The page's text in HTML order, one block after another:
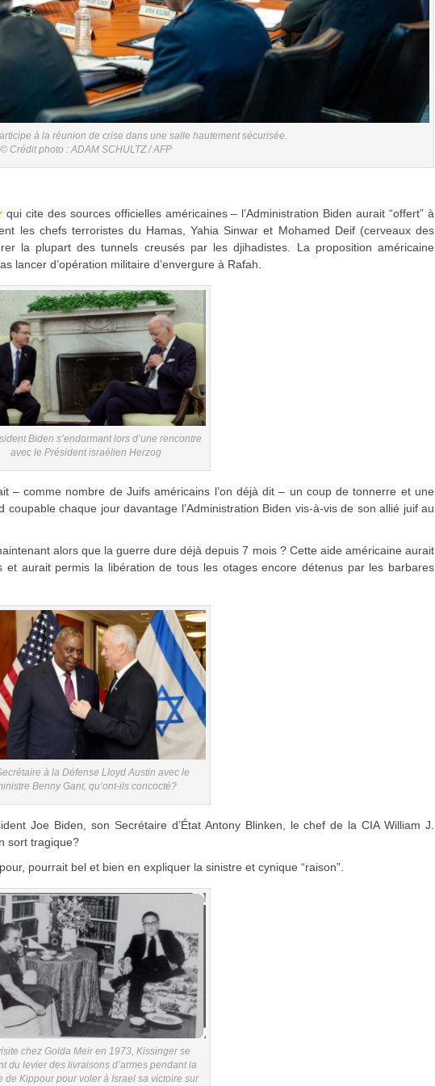
à la réunion de crise dans une salle hautement sécurisée.
© Crédit photo : ADAM SCHULTZ / AFP
qui cite des sources officielles américaines – l’Administration Biden aurait “offert” à
les chefs terroristes du Hamas, Yahia Sinwar et Mohamed Deif (cerveaux des
la plupart des tunnels creusés par les djihadistes. La proposition américaine
lancer d’opération militaire d’envergure à Rafah.
Biden s’endormant lors d’une rencontre
avec le Président israélien Herzog
– comme nombre de Juifs américains l’on déjà dit – un coup de tonnerre et une
chaque jour davantage l’Administration Biden vis-à-vis de son allié juif au
alors que la guerre dure déjà depuis 7 mois ? Cette aide américaine aurait
aurait permis la libération de tous les otages encore détenus par les barbares
à la Défense Lloyd Austin avec le
Benny Gant, qu’ont-ils concocté?
Joe Biden, son Secrétaire d’État Antony Blinken, le chef de la CIA William J.
sort tragique?
pourrait bel et bien en expliquer la sinistre et cynique “raison”.
chez Golda Meir en 1973, Kissinger se
du levier des livraisons d’armes pendant la
de Kippour pour voler à Israel sa victoire sur